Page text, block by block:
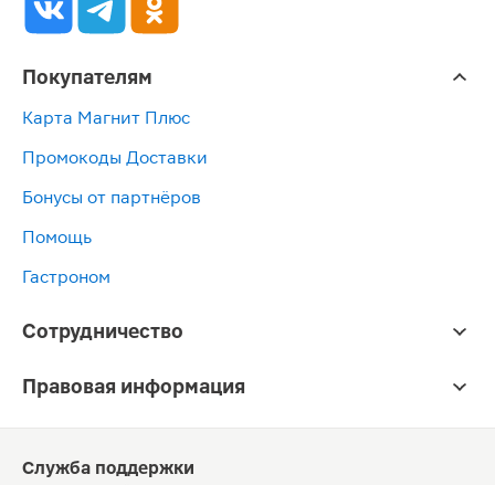
Покупателям
Карта Магнит Плюс
Промокоды Доставки
Бонусы от партнёров
Помощь
Гастроном
Сотрудничество
Правовая информация
Служба поддержки